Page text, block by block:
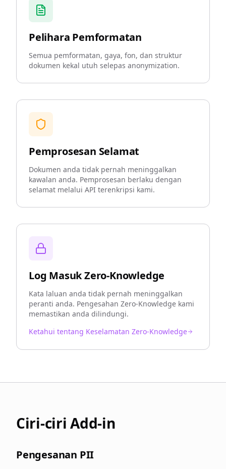
Pelihara Pemformatan
Semua pemformatan, gaya, fon, dan struktur
dokumen kekal utuh selepas anonymization.
Pemprosesan Selamat
Dokumen anda tidak pernah meninggalkan
kawalan anda. Pemprosesan berlaku dengan
selamat melalui API terenkripsi kami.
Log Masuk Zero-Knowledge
Kata laluan anda tidak pernah meninggalkan
peranti anda. Pengesahan Zero-Knowledge kami
memastikan anda dilindungi.
Ketahui tentang Keselamatan Zero-Knowledge
Ciri-ciri Add-in
Pengesanan PII